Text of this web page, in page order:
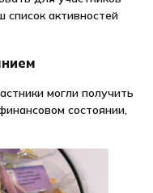
список активностей
могли получить
состоянии,